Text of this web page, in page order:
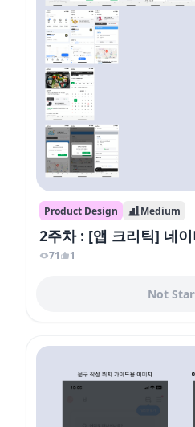
Product Design Medium
2주차 : [앱 크리틱] 네
71 1
Not